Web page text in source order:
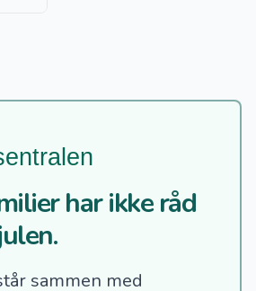
har ikke råd
sammen med